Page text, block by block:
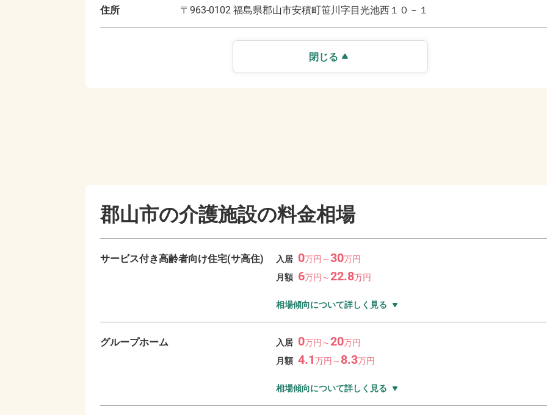
住所 〒 963-0102 福島県郡山市安積町笹川字目光池西１０－１
閉じる
郡山市の介護施設の料金相場
サービス付き高齢者向け住宅(サ高住) 入居 0万円～30万円
月額 6万円～22.8万円
相場傾向について詳しく見る
グループホーム 入居 0万円～20万円
月額 4.1万円～ 8.3万円
相場傾向について詳しく見る